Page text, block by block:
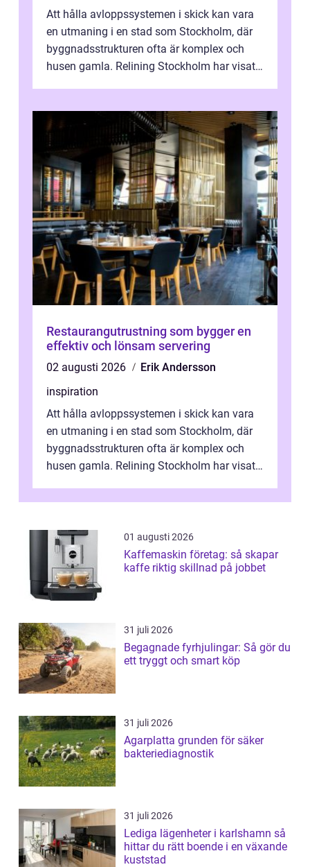
Att hålla avloppssystemen i skick kan vara
en utmaning i en stad som Stockholm, där
byggnadsstrukturen ofta är komplex och
husen gamla. Relining Stockholm har visat
Restaurangutrustning som bygger en
effektiv och lönsam servering
02 augusti 2026
Erik Andersson
inspiration
Att hålla avloppssystemen i skick kan vara
en utmaning i en stad som Stockholm, där
byggnadsstrukturen ofta är komplex och
husen gamla. Relining Stockholm har visat
01 augusti 2026
Kaffemaskin företag: så skapar
kaffe riktig skillnad på jobbet
31 juli 2026
Begagnade fyrhjulingar: Så gör du
ett tryggt och smart köp
31 juli 2026
Agarplatta grunden för säker
bakteriediagnostik
31 juli 2026
Lediga lägenheter i karlshamn så
hittar du rätt boende i en växande
kuststad